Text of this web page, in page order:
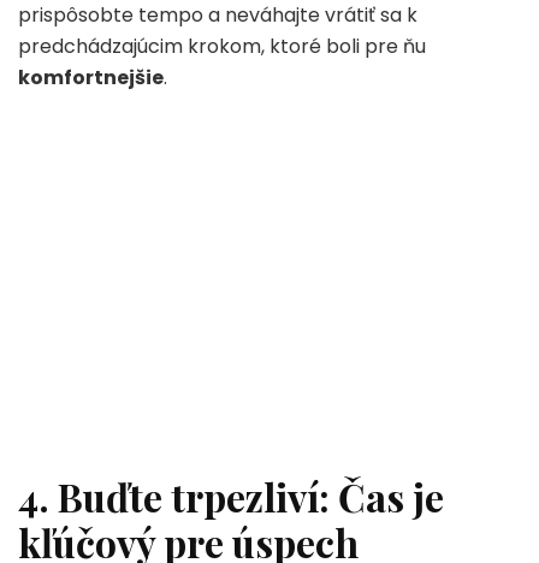
prispôsobte tempo a neváhajte vrátiť sa k
predchádzajúcim krokom, ktoré boli pre ňu
komfortnejšie.
4. Buďte trpezliví: Čas je
kľúčový pre úspech